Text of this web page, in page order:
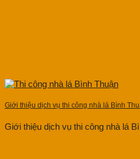
Giới thiệu dịch vụ thi công nhà lá Bình
Giới thiệu dịch vụ thi công nhà lá